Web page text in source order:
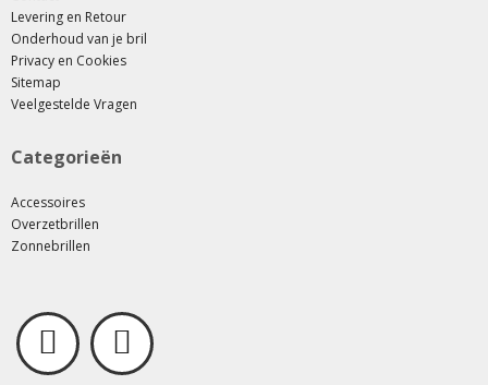
Levering en Retour
Onderhoud van je bril
Privacy en Cookies
Sitemap
Veelgestelde Vragen
Categorieën
Accessoires
Overzetbrillen
Zonnebrillen